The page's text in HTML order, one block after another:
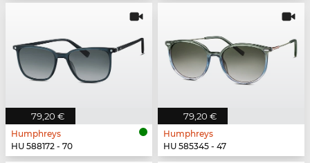
79,20 €
Humphreys
HU 588172 - 70
79,20 €
Humphreys
HU 585345 - 47